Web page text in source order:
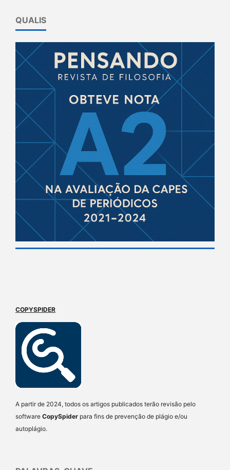
QUALIS
COPYSPIDER
A partir de 2024, todos os artigos publicados terão revisão pelo
software CopySpider para fins de prevenção de plágio e/ou
autoplágio.